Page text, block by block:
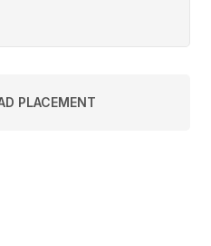
PLACEMENT